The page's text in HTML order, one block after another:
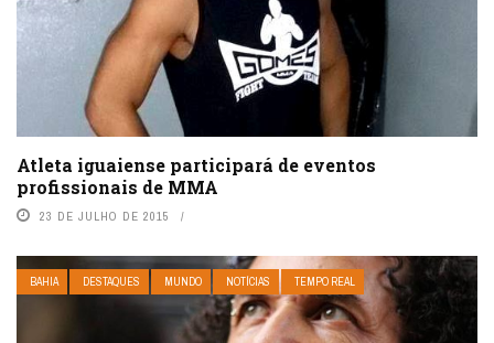
Atleta iguaiense participará de eventos
profissionais de MMA
23 DE JULHO DE 2015
BAHIA DESTAQUES MUNDO NOTÍCIAS TEMPO REAL